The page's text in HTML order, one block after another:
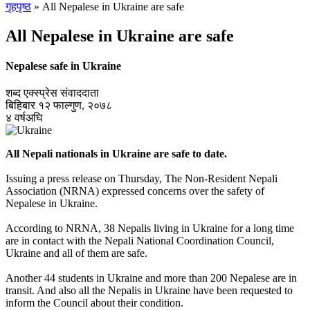
गृहपृष्ठ » All Nepalese in Ukraine are safe
All Nepalese in Ukraine are safe
Nepalese safe in Ukraine
शब्द एक्स्प्रेस संवाददाता
बिहिबार १२ फाल्गुण, २०७८
४ वर्षअघि
All Nepali nationals in Ukraine are safe to date.
Issuing a press release on Thursday, The Non-Resident Nepali
Association (NRNA) expressed concerns over the safety of
Nepalese in Ukraine.
According to NRNA, 38 Nepalis living in Ukraine for a long time
are in contact with the Nepali National Coordination Council,
Ukraine and all of them are safe.
Another 44 students in Ukraine and more than 200 Nepalese are in
transit. And also all the Nepalis in Ukraine have been requested to
inform the Council about their condition.